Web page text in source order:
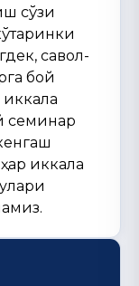
сўзи
савол-
бой
семинар
иккала